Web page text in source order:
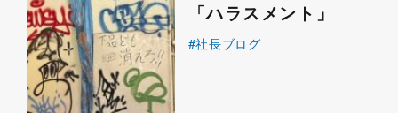
「ハラスメント」
#社長ブログ